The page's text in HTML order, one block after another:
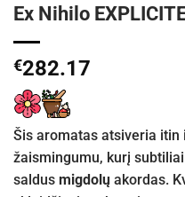
Ex Nihilo
€282.17
Šis aromatas atsiveria itin
žaismingumu, kurį
saldus migdolų akordas.